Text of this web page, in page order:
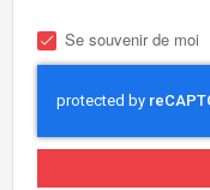
Se souvenir de moi